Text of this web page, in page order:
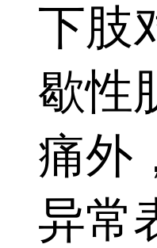
下肢
歇性
痛外
异常